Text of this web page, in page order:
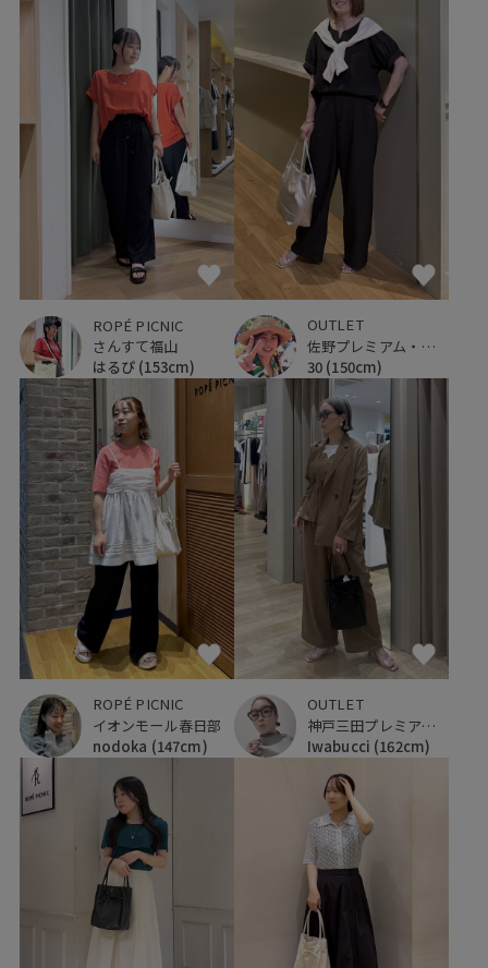
ROPÉ PICNIC
さんすて福山
はるぴ (153cm)
OUTLET
佐野プレミアム・アウトレット
30 (150cm)
ROPÉ PICNIC
イオンモール春日部
nodoka (147cm)
OUTLET
神戸三田プレミアム・アウトレット
Iwabucci (162cm)